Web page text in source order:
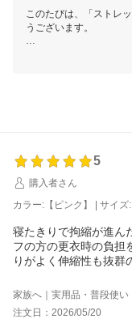
このたびは温かいご感
せたがや介護
このたびは、「ストレ
うございます。
叔母様へのプレゼント
そして、叔母様にも気
このたびは温かいご感
せたがや介護
5
購入者さん
カラー:【ピンク】 | サイズ:
寝たきりで拘縮が進ん
フの方の更衣時の負担
りがよく伸縮性も抜群
と思います。このよ
家族へ｜実用品・普段使い
注文日：2026/05/20